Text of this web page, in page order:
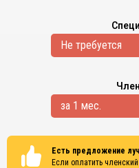
Не требуется
за 1 мес.
Есть предложение
Если оплатить